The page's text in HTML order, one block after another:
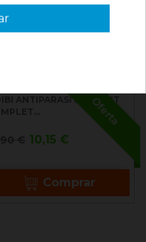
€
Oferta
ANTIPARASITARIO KIT
Precio
10,15 €
Comprar
VER CÓDIGO